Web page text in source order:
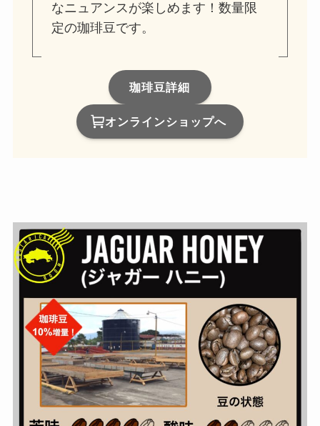
なニュアンスが楽しめます！数量限
定の珈琲豆です。
珈琲豆詳細
オンラインショップへ